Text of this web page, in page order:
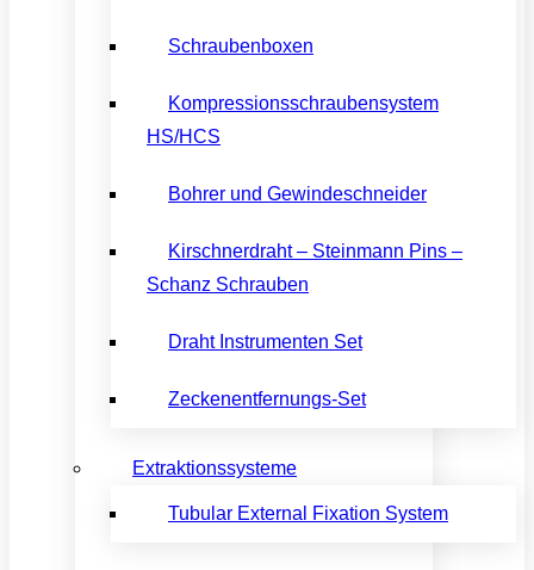
Schraubenboxen
Kompressionsschraubensystem
HS/HCS
Bohrer und Gewindeschneider
Kirschnerdraht – Steinmann Pins –
Schanz Schrauben
Draht Instrumenten Set
Zeckenentfernungs-Set
Extraktionssysteme
Tubular External Fixation System